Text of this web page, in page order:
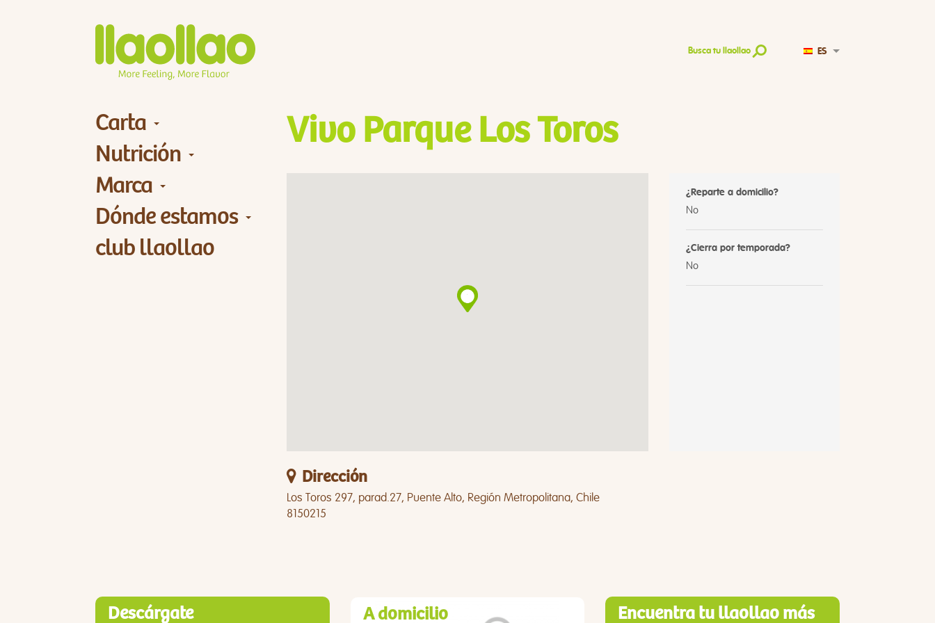
Busca tu llaollao ES
Carta
Nutrición
Marca
Dónde estamos
club llaollao
Vivo Parque Los Toros
¿Reparte a domicilio?
No
¿Cierra por temporada?
No
Dirección
Los Toros 297, parad.27, Puente Alto, Región Metropolitana, Chile
8150215
Descárgate
A domicilio
Encuentra tu llaollao más